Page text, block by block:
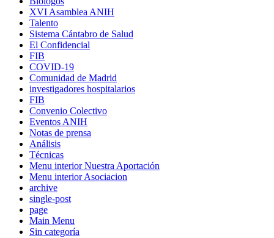
XVI Asamblea ANIH
Talento
Sistema Cántabro de Salud
El Confidencial
FIB
COVID-19
Comunidad de Madrid
investigadores hospitalarios
FIB
Convenio Colectivo
Eventos ANIH
Notas de prensa
Análisis
Técnicas
Menu interior Nuestra Aportación
Menu interior Asociacion
archive
single-post
page
Main Menu
Sin categoría